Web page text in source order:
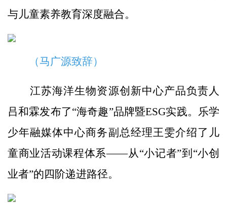
与儿童素养教育深度融合。
（马广源致辞）
江苏海洋生物资源创新中心产品负责人
吕和霖发布了“海奇趣”品牌暨ESG实践。乐学
少年融媒体中心商务副总经理王雯介绍了儿
童商业活动课程体系——从“小记者”到“小创
业者”的四阶递进路径。